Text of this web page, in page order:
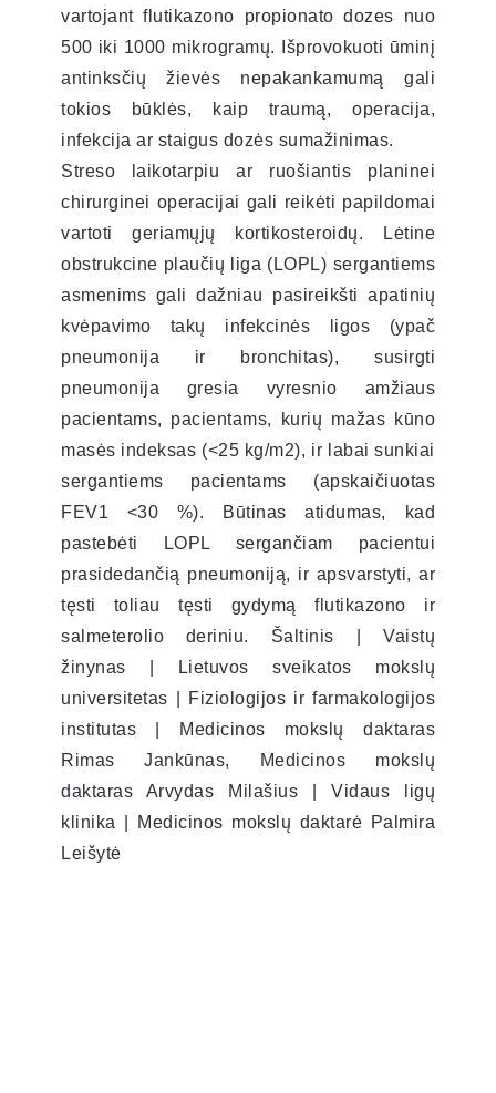
vartojant flutikazono propionato dozes nuo
500 iki 1000 mikrogramų. Išprovokuoti ūminį
antinksčių žievės nepakankamumą gali
tokios būklės, kaip traumą, operacija,
infekcija ar staigus dozės sumažinimas.
Streso laikotarpiu ar ruošiantis planinei
chirurginei operacijai gali reikėti papildomai
vartoti geriamųjų kortikosteroidų. Lėtine
obstrukcine plaučių liga (LOPL) sergantiems
asmenims gali dažniau pasireikšti apatinių
kvėpavimo takų infekcinės ligos (ypač
pneumonija ir bronchitas), susirgti
pneumonija gresia vyresnio amžiaus
pacientams, pacientams, kurių mažas kūno
masės indeksas (<25 kg/m2), ir labai sunkiai
sergantiems pacientams (apskaičiuotas
FEV1 <30 %). Būtinas atidumas, kad
pastebėti LOPL sergančiam pacientui
prasidedančią pneumoniją, ir apsvarstyti, ar
tęsti toliau tęsti gydymą flutikazono ir
salmeterolio deriniu. Šaltinis | Vaistų
žinynas | Lietuvos sveikatos mokslų
universitetas | Fiziologijos ir farmakologijos
institutas | Medicinos mokslų daktaras
Rimas Jankūnas, Medicinos mokslų
daktaras Arvydas Milašius | Vidaus ligų
klinika | Medicinos mokslų daktarė Palmira
Leišytė